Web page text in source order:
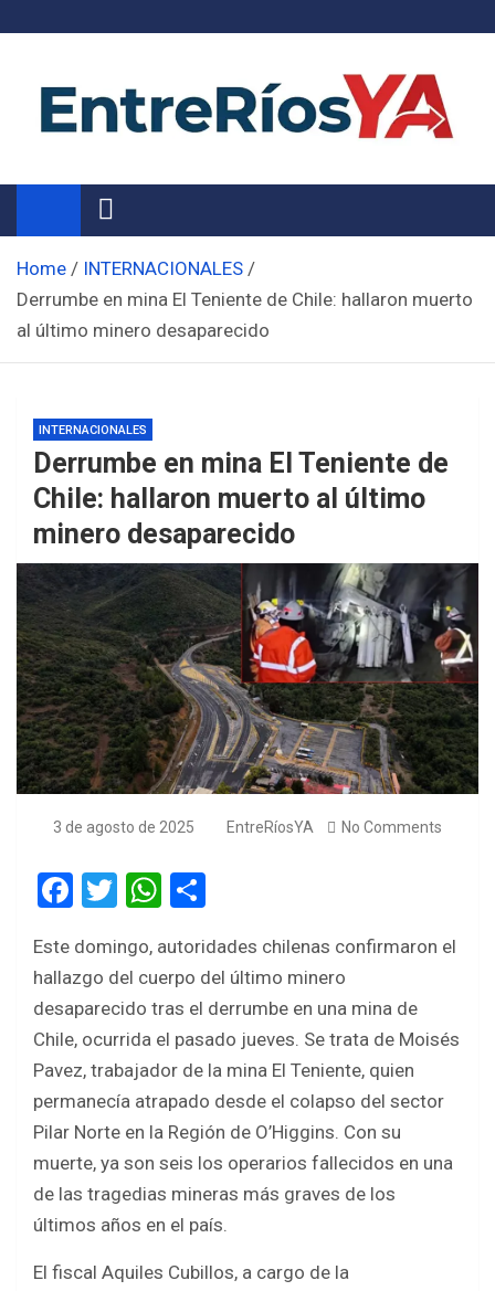
Noticias de Entre Ríos
Información de toda la provincia ahora
Home
INTERNACIONALES
Derrumbe en mina El Teniente de Chile: hallaron muerto
al último minero desaparecido
INTERNACIONALES
Derrumbe en mina El Teniente de
Chile: hallaron muerto al último
minero desaparecido
3 de agosto de 2025 EntreRíosYA No Comments
F
ce
b
o
o
k
T
tt
er
W
at
s
A
p
p
ar
e
Este domingo, autoridades chilenas confirmaron el
hallazgo del cuerpo del último minero
desaparecido tras el derrumbe en una mina de
Chile, ocurrida el pasado jueves. Se trata de Moisés
Pavez, trabajador de la mina El Teniente, quien
permanecía atrapado desde el colapso del sector
Pilar Norte en la Región de O’Higgins. Con su
muerte, ya son seis los operarios fallecidos en una
de las tragedias mineras más graves de los
últimos años en el país.
El fiscal Aquiles Cubillos, a cargo de la